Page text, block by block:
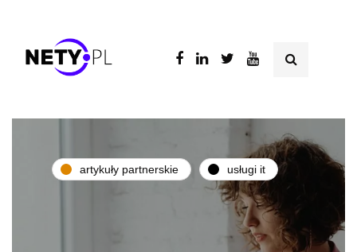
artykuły partnerskie usługi it